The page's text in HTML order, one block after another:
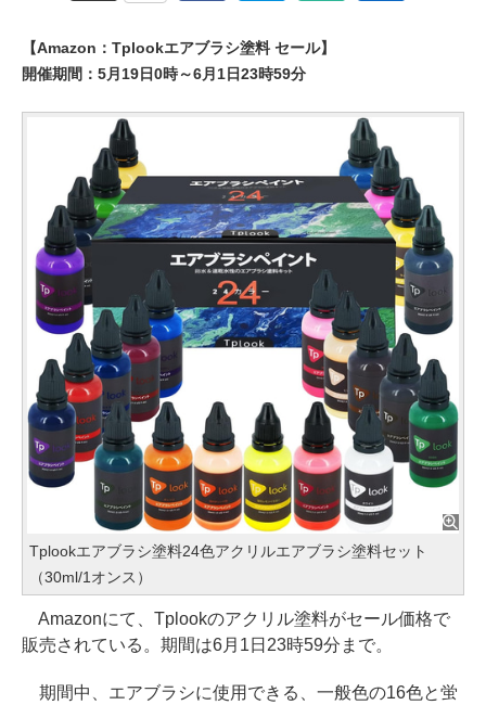
【Amazon：Tplookエアブラシ塗料 セール】
開催期間：5月19日0時～6月1日23時59分
Tplookエアブラシ塗料24色アクリルエアブラシ塗料セット
（30ml/1オンス）
Amazonにて、Tplookのアクリル塗料がセール価格で
販売されている。期間は6月1日23時59分まで。
期間中、エアブラシに使用できる、一般色の16色と蛍